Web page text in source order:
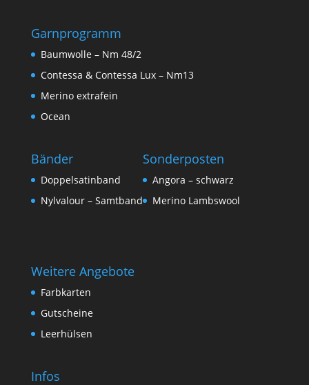
Garnprogramm
Baumwolle – Nm 48/2
Contessa & Contessa Lux – Nm13
Merino extrafein
Ocean
Bänder
Doppelsatinband
Nylvalour – Samtband
Sonderposten
Angora – schwarz
Merino Lambswool
Weitere Angebote
Farbkarten
Gutscheine
Leerhülsen
Infos